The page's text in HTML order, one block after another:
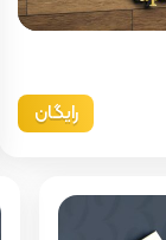
رایگان